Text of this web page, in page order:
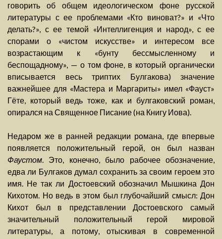
говорить об общем идеологическом фоне русской
литературы с ее проблемами «Кто виноват?» и «Что
делать?», с ее темой «Интеллигенция и народ», с ее
спорами о «чистом искусстве» и интересом все
возрастающим к «бунту бессмысленному и
беспощадному», — о том фоне, в который органически
вписывается весь триптих Булгакова) значение
важнейшее для «Мастера и Маргариты» имел «Фауст»
Гёте, который ведь тоже, как и булгаковский роман,
опирался на Священное Писание (на Книгу Иова).
Недаром же в ранней редакции романа, где впервые
появляется положительный герой, он был назван
Фаустом. Это, конечно, было рабочее обозначение,
едва ли Булгаков думал сохранить за своим героем это
имя. Не так ли Достоевский обозначил Мышкина Дон
Кихотом. Но ведь в этом был глубочайший смысл: Дон
Кихот был в представлении Достоевского самый
значительный положительный герой мировой
литературы, а потому, отыскивая в современной